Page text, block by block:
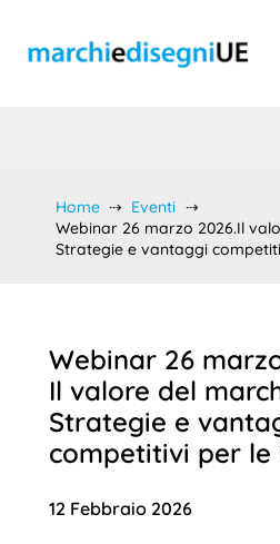
contenuto
Home
Eventi
Webinar 26 marzo 2026.Il
Strategie e vantaggi
Webinar 26
Il valore del
Strategie e
competitivi per le
12 Febbraio 2026